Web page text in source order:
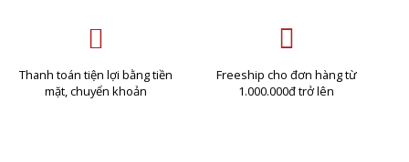
Thanh toán tiện lợi bằng tiền
mặt, chuyển khoản
Freeship cho đơn hàng từ
1.000.000đ trở lên